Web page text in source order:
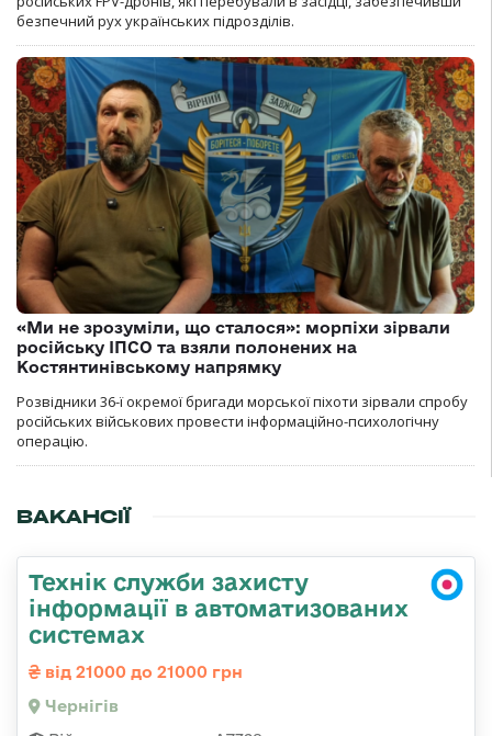
безпечний рух українських підрозділів.
«Ми не зрозуміли, що сталося»: морпіхи зірвали
російську ІПСО та взяли полонених на
Костянтинівському напрямку
Розвідники 36-ї окремої бригади морської піхоти зірвали спробу
російських військових провести інформаційно-психологічну
операцію.
ВАКАНСІЇ
Технік служби захисту
інформації в автоматизованих
системах
від 21000 до 21000 грн
Чернігів